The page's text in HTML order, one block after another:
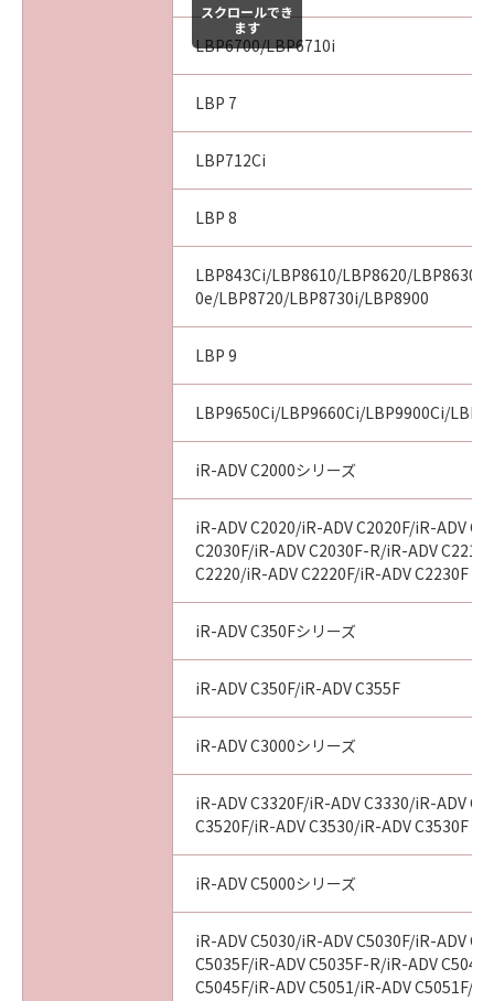
LBP6700/LBP6710i
LBP 7
LBP712Ci
LBP 8
LBP843Ci/LBP8610/LBP8620/LBP8630/
0e/LBP8720/LBP8730i/LBP8900
LBP 9
LBP9650Ci/LBP9660Ci/LBP9900Ci/
iR-ADV C2000シリーズ
iR-ADV C2020/iR-ADV C2020F/iR-ADV
C2030F/iR-ADV C2030F-R/iR-ADV
C2220/iR-ADV C2220F/iR-ADV C2230F
iR-ADV C350Fシリーズ
iR-ADV C350F/iR-ADV C355F
iR-ADV C3000シリーズ
iR-ADV C3320F/iR-ADV C3330/iR-ADV
C3520F/iR-ADV C3530/iR-ADV C3530F
iR-ADV C5000シリーズ
iR-ADV C5030/iR-ADV C5030F/iR-ADV
C5035F/iR-ADV C5035F-R/iR-ADV
C5045F/iR-ADV C5051/iR-ADV C5051F/
スクロールでき
ます